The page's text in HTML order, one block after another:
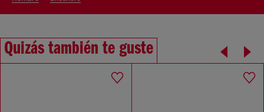
Quizás también te guste